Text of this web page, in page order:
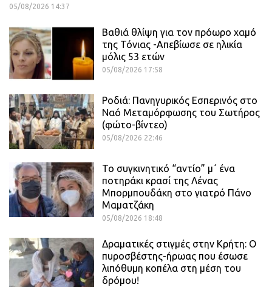
05/08/2026 14:37
Βαθιά θλίψη για τον πρόωρο χαμό
της Τόνιας -Απεβίωσε σε ηλικία
μόλις 53 ετών
05/08/2026 17:58
Ροδιά: Πανηγυρικός Εσπερινός στο
Ναό Μεταμόρφωσης του Σωτήρος
(φώτο-βίντεο)
05/08/2026 22:46
Το συγκινητικό “αντίο” μ΄ ένα
ποτηράκι κρασί της Λένας
Μπορμπουδάκη στο γιατρό Πάνο
Μαματζάκη
05/08/2026 18:48
Δραματικές στιγμές στην Κρήτη: Ο
πυροσβέστης-ήρωας που έσωσε
λιπόθυμη κοπέλα στη μέση του
δρόμου!